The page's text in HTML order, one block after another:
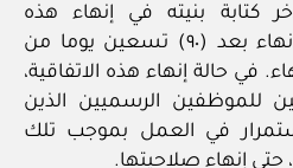
كتابة بنيته في إنهاء هذه
الاتفاقية. ويسري هذا الإنهاء بعد (٩٠) تسعين يوما من
في حالة إنهاء هذه الاتفاقية،
للموظفين الرسميين الذين
في العمل بموجب تلك
إنهاء صلاحيتها.